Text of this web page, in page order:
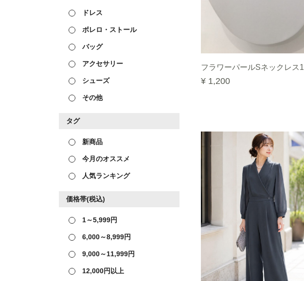
ドレス
ボレロ・ストール
バッグ
アクセサリー
シューズ
その他
タグ
新商品
今月のオススメ
人気ランキング
価格帯(税込)
1～5,999円
6,000～8,999円
9,000～11,999円
12,000円以上
フラワーパールSネックレス1
¥ 1,200